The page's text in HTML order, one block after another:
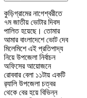
কুড়িগ্রামের নাগেশ্বরীতে
৭ম জাতীয় ভোটার দিবস
পালিত হয়েছে। তোমার
আমার বাংলাদেশে ভোট দেব
মিলেমিশে এই প্রতিপাদ্য
নিয়ে উপজেলা নির্বাচন
অফিসের আয়োজনে
রোববার বেলা ১১টায় একটি
র‍্যালি উপজেলা চত্বর
থেকে বের হয়ে বিভিন্ন